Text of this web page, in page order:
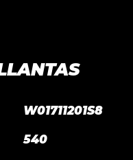
W01711201S8
540